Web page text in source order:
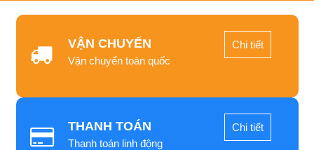
VẬN CHUYỂN
Vận chuyển toàn quốc
Chi tiết
THANH TOÁN
Thanh toán linh động
Chi tiết